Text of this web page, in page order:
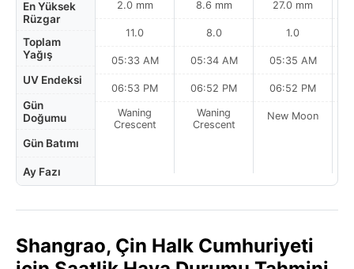
En Yüksek
Rüzgar
Toplam
Yağış
UV Endeksi
Gün
Doğumu
Gün Batımı
Ay Fazı
2.0 mm
11.0
05:33 AM
06:53 PM
Waning
Crescent
8.6 mm
8.0
05:34 AM
06:52 PM
Waning
Crescent
27.0 mm
1.0
05:35 AM
06:52 PM
New Moon
Shangrao, Çin Halk Cumhuriyeti